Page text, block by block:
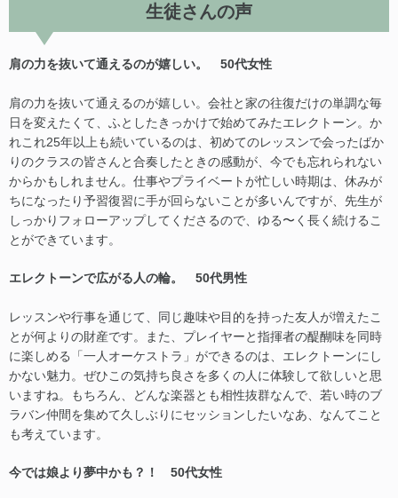
生徒さんの声
肩の力を抜いて通えるのが嬉しい。 50代女性
肩の力を抜いて通えるのが嬉しい。会社と家の往復だけの単調な毎
日を変えたくて、ふとしたきっかけで始めてみたエレクトーン。か
れこれ25年以上も続いているのは、初めてのレッスンで会ったばか
りのクラスの皆さんと合奏したときの感動が、今でも忘れられない
からかもしれません。仕事やプライベートが忙しい時期は、休みが
ちになったり予習復習に手が回らないことが多いんですが、先生が
しっかりフォローアップしてくださるので、ゆる〜く長く続けるこ
とができています。
エレクトーンで広がる人の輪。 50代男性
レッスンや行事を通じて、同じ趣味や目的を持った友人が増えたこ
とが何よりの財産です。また、プレイヤーと指揮者の醍醐味を同時
に楽しめる「一人オーケストラ」ができるのは、エレクトーンにし
かない魅力。ぜひこの気持ち良さを多くの人に体験して欲しいと思
いますね。もちろん、どんな楽器とも相性抜群なんで、若い時のブ
ラバン仲間を集めて久しぶりにセッションしたいなあ、なんてこと
も考えています。
今では娘より夢中かも？！ 50代女性